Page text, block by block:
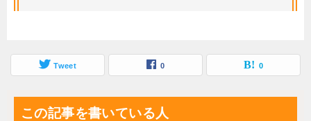
Tweet 0 0
この記事を書いている人